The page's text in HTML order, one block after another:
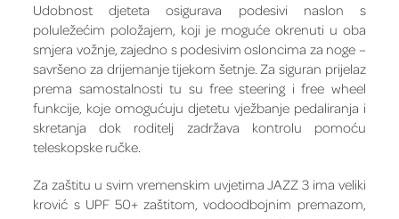
Udobnost djeteta osigurava podesivi naslon s
poluležećim položajem, koji je moguće okrenuti u oba
smjera vožnje, zajedno s podesivim osloncima za noge –
savršeno za drijemanje tijekom šetnje. Za siguran prijelaz
prema samostalnosti tu su free steering i free wheel
funkcije, koje omogućuju djetetu vježbanje pedaliranja i
skretanja dok roditelj zadržava kontrolu pomoću
teleskopske ručke.
Za zaštitu u svim vremenskim uvjetima JAZZ 3 ima veliki
krović s UPF 50+ zaštitom, vodoodbojnim premazom,